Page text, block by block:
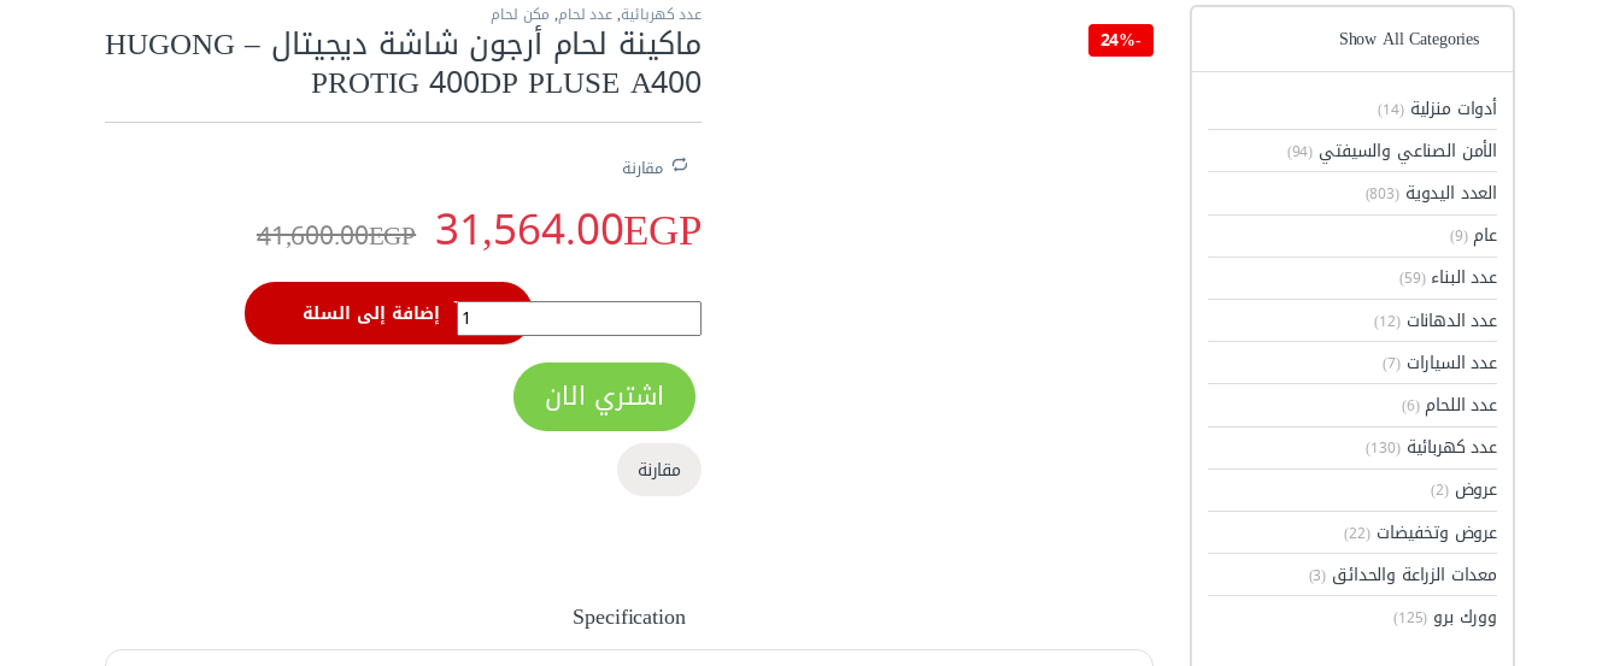
-
24%
عدد كهربائية,عدد لحام, مكن لحام
ماكينة لحام أرجون شاشة ديجيتال HUGONG –
PROTIG 400DP PLUSE A400
مقارنة
31,564.00EGP
41,600.00EGP
ماكينة لحام أرجون شاشة ديجيتال HUGONG – PROTIG 400DP PLUSE A400 quantityإضافة إلى السلة
اشتري الان
مقارنة
Specification
Show All Categories
أدوات منزلية(14)
الأمن الصناعي والسيفتي (94)
العدد اليدوية(803)
عام(9)
عدد البناء(59)
عدد الدهانات(12)
عدد السيارات(7)
عدد اللحام(6)
عدد كهربائية(130)
عروض(2)
عروض وتخفيضات(22)
معدات الزراعة والحدائق (3)
وورك برو (125)